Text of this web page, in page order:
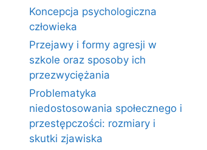
Koncepcja psychologiczna
człowieka
Przejawy i formy agresji w
szkole oraz sposoby ich
przezwyciężania
Problematyka
niedostosowania społecznego i
przestępczości: rozmiary i
skutki zjawiska